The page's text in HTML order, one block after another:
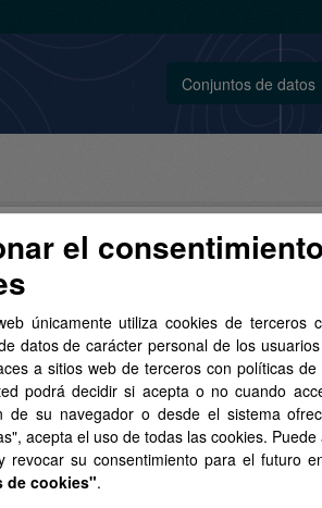
Conjuntos de datos
de datos
SpatiaLite Grupos: Sector público
Legal del SITCAN
Organizaciones:
a escala 1:5.000 de
el
únicamente utiliza cookies de terceros
datos de carácter personal de los
a sitios web de terceros con políticas
podrá decidir si acepta o no cuando
de su navegador o desde el sistema
acepta el uso de todas las cookies.
revocar su consentimiento para el futuro
de cookies".